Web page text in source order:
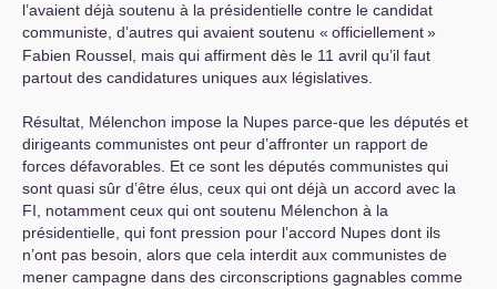
l’avaient déjà soutenu à la présidentielle contre le candidat
communiste, d’autres qui avaient soutenu « officiellement»
Fabien Roussel, mais qui affirment dès le 11 avril qu’il faut
partout des candidatures uniques aux législatives.
Résultat, Mélenchon impose la Nupes parce-que les députés et
dirigeants communistes ont peur d’affronter un rapport de
forces défavorables. Et ce sont les députés communistes qui
sont quasi sûr d’être élus, ceux qui ont déjà un accord avec la
FI , notamment ceux qui ont soutenu Mélenchon à la
présidentielle, qui font pression pour l’accord Nupes dont ils
n’ont pas besoin, alors que cela interdit aux communistes de
mener campagne dans des circonscriptions gagnables comme